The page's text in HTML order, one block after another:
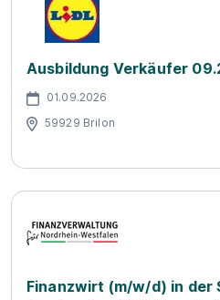
Ausbildung Verkäufer
01.09.2026
59929 Brilon
Finanzwirt (m/w/d) in